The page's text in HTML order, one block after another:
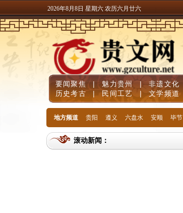
2026年8月8日 星期六 农历六月廿六
要闻聚焦 | 魅力贵州 | 非遗文化
历史考古
| 民间工艺 | 文学频道
地方频道 贵阳 遵义 六盘水 安顺 毕节
滚动新闻：